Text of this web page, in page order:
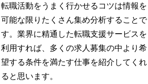
転職活動をうまく行かせるコツは情報を
可能な限りたくさん集め分析することで
す。業界に精通した転職支援サービスを
利用すれば、多くの求人募集の中より希
望する条件を満たす仕事を紹介してくれ
ると思います。